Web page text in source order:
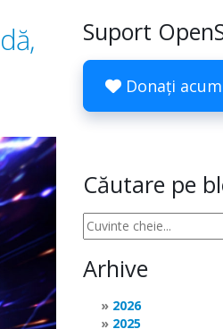
Suport
Donați
Căutare pe
Arhive
2026
2025